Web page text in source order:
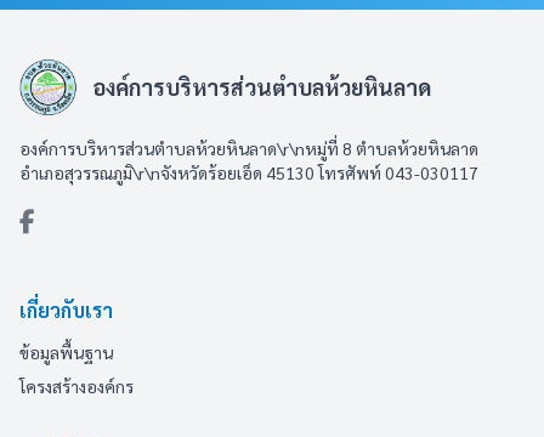
องค์การบริหารส่วนตำบลห้วยหินลาด
องค์การบริหารส่วนตำบลห้วยหินลาด\r\nหมู่ที่ 8 ตำบลห้วยหินลาด
อำเภอสุวรรณภูมิ\r\nจังหวัดร้อยเอ็ด 45130 โทรศัพท์ 043-030117
เกี่ยวกับเรา
ข้อมูลพื้นฐาน
โครงสร้างองค์กร